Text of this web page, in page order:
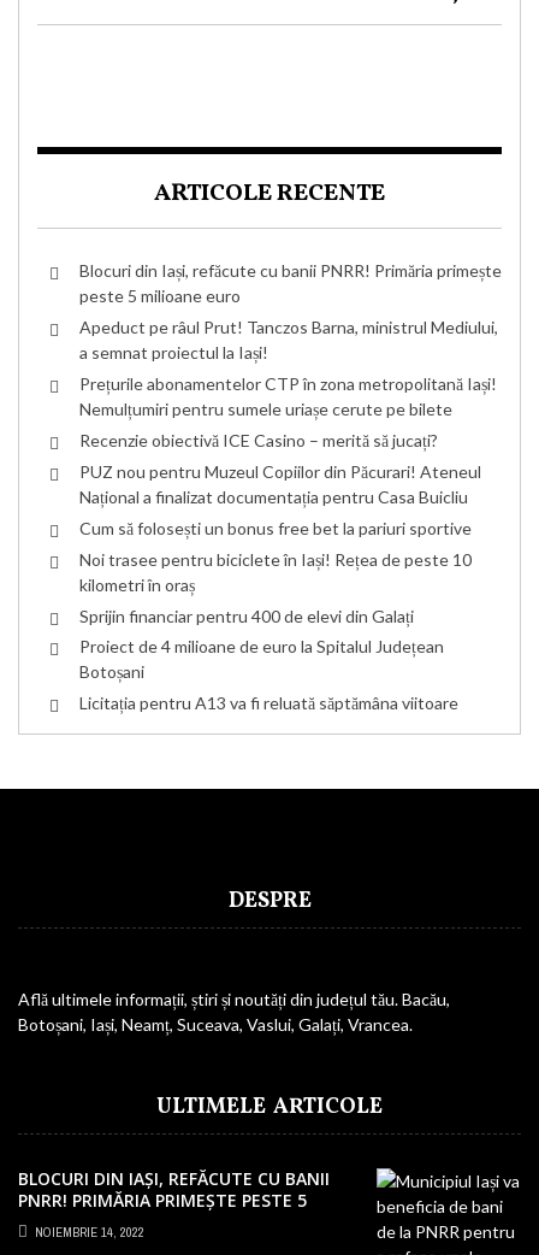
ARTICOLE RECENTE
Blocuri din Iași, refăcute cu banii PNRR! Primăria primește
peste 5 milioane euro
Apeduct pe râul Prut! Tanczos Barna, ministrul Mediului,
a semnat proiectul la Iași!
Prețurile abonamentelor CTP în zona metropolitană Iași!
Nemulțumiri pentru sumele uriașe cerute pe bilete
Recenzie obiectivă ICE Casino – merită să jucați?
PUZ nou pentru Muzeul Copiilor din Păcurari! Ateneul
Național a finalizat documentația pentru Casa Buicliu
Cum să folosești un bonus free bet la pariuri sportive
Noi trasee pentru biciclete în Iași! Rețea de peste 10
kilometri în oraș
Sprijin financiar pentru 400 de elevi din Galați
Proiect de 4 milioane de euro la Spitalul Județean
Botoșani
Licitația pentru A13 va fi reluată săptămâna viitoare
DESPRE
Află ultimele informații, știri și noutăți din județul tău. Bacău,
Botoșani, Iași, Neamț, Suceava, Vaslui, Galați, Vrancea.
ULTIMELE ARTICOLE
BLOCURI DIN IAȘI, REFĂCUTE CU BANII
PNRR! PRIMĂRIA PRIMEȘTE PESTE 5
MILIOANE EURO
NOIEMBRIE 14, 2022